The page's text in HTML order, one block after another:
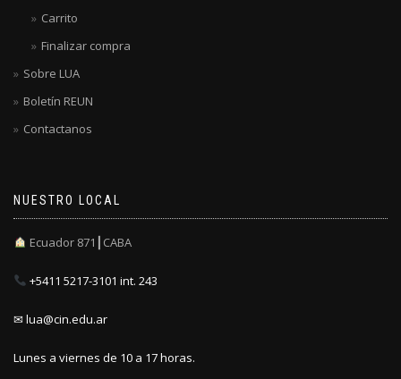
Carrito
Finalizar compra
Sobre LUA
Boletín REUN
Contactanos
NUESTRO LOCAL
Ecuador 871┃CABA
+5411 5217-3101 int. 243
✉ lua@cin.edu.ar
Lunes a viernes de 10 a 17 horas.